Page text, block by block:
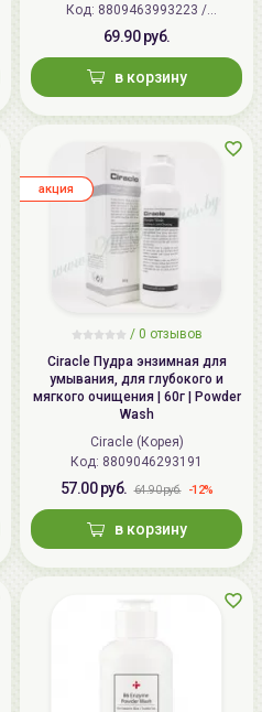
Код: 8809463993223 /
8809541379468
69.90 руб.
в корзину
/ 0 отзывов
Ciracle Пудра энзимная для
умывания, для глубокого и
мягкого очищения | 60г | Powder
Wash
Ciracle (Корея)
Код: 8809046293191
57.00 руб. 64.90 руб. -12%
в корзину
aкция